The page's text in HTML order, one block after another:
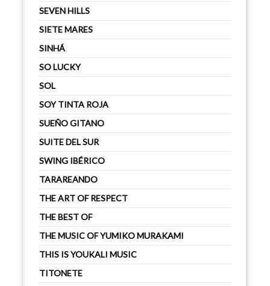
SEVEN HILLS
SIETE MARES
SINHÁ
SO LUCKY
SOL
SOY TINTA ROJA
SUEÑO GITANO
SUITE DEL SUR
SWING IBÉRICO
TARAREANDO
THE ART OF RESPECT
THE BEST OF
THE MUSIC OF YUMIKO MURAKAMI
THIS IS YOUKALI MUSIC
TITONETE